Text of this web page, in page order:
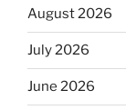
August 2026
July 2026
June 2026